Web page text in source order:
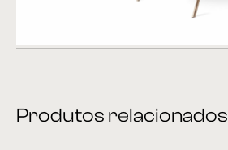
Produtos relacionados